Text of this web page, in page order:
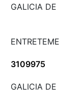
GALICIA
3109975
GALICIA